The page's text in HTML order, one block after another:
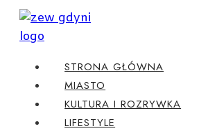
Przejdź
STRONA GŁÓWNA
MIASTO
KULTURA I ROZRYWKA
LIFESTYLE